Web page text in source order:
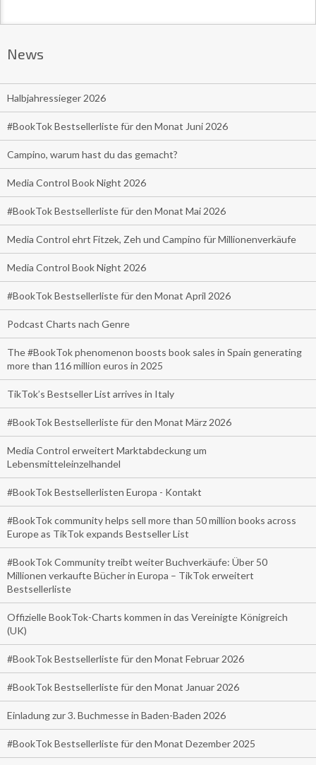
News
Halbjahressieger 2026
#BookTok Bestsellerliste für den Monat Juni 2026
Campino, warum hast du das gemacht?
Media Control Book Night 2026
#BookTok Bestsellerliste für den Monat Mai 2026
Media Control ehrt Fitzek, Zeh und Campino für Millionenverkäufe
Media Control Book Night 2026
#BookTok Bestsellerliste für den Monat April 2026
Podcast Charts nach Genre
The #BookTok phenomenon boosts book sales in Spain generating
more than 116 million euros in 2025
TikTok’s Bestseller List arrives in Italy
#BookTok Bestsellerliste für den Monat März 2026
Media Control erweitert Marktabdeckung um
Lebensmitteleinzelhandel
#BookTok Bestsellerlisten Europa - Kontakt
#BookTok community helps sell more than 50 million books across
Europe as TikTok expands Bestseller List
#BookTok Community treibt weiter Buchverkäufe: Über 50
Millionen verkaufte Bücher in Europa – TikTok erweitert
Bestsellerliste
Offizielle BookTok-Charts kommen in das Vereinigte Königreich
(UK)
#BookTok Bestsellerliste für den Monat Februar 2026
#BookTok Bestsellerliste für den Monat Januar 2026
Einladung zur 3. Buchmesse in Baden-Baden 2026
#BookTok Bestsellerliste für den Monat Dezember 2025